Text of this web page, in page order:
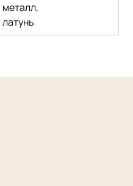
металл,
латунь